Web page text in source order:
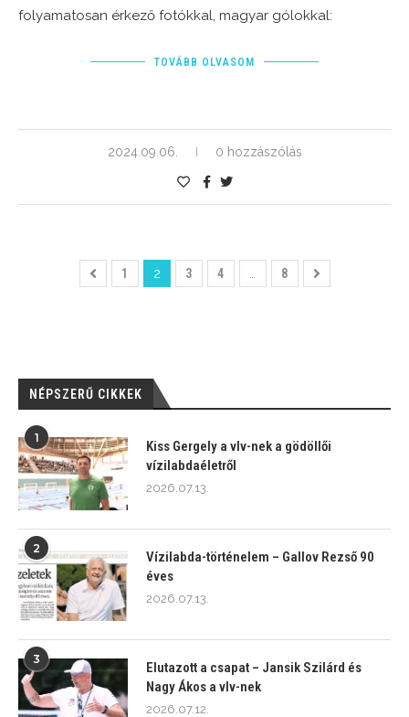
folyamatosan érkező fotókkal, magyar gólokkal:
TOVÁBB OLVASOM
2024.09.06. 0 hozzászólás
1 2 3 4 8
NÉPSZERŰ CIKKEK
1
Kiss Gergely a vlv-nek a gödöllői
vízilabdaéletről
2026.07.13.
2
Vízilabda-történelem – Gallov Rezső 90
éves
2026.07.13.
3
Elutazott a csapat – Jansik Szilárd és
Nagy Ákos a vlv-nek
2026.07.12.